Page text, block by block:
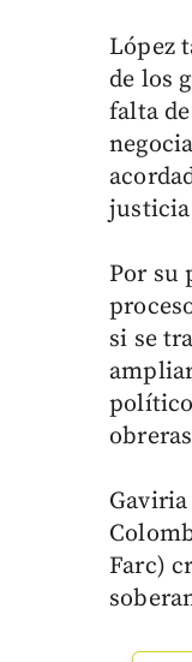
López
de los
falta
Por su
si se
Farc)